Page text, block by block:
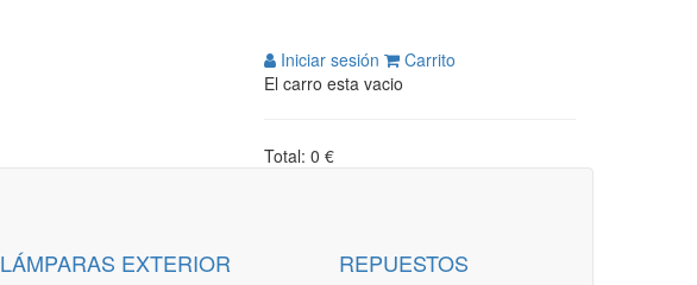
Iniciar sesión
Carrito
El carro esta vacio
Total: 0 €
LÁMPARAS EXTERIOR REPUESTOS